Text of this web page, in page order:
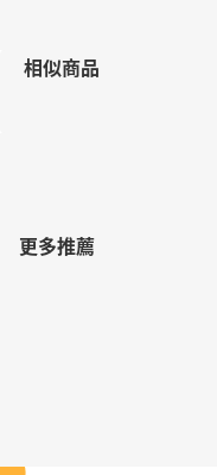
相似商品
更多推薦